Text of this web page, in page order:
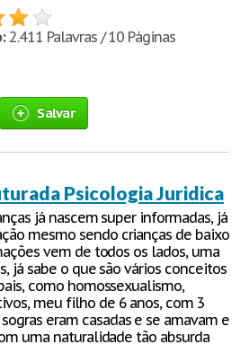
2.411 Palavras / 10 Páginas
Salvar
Psicologia Juridica
já nascem super informadas, já
mesmo sendo crianças de baixo
vem de todos os lados, uma
já sabe o que são vários conceitos
como homossexualismo,
meu filho de 6 anos, com 3
eram casadas e se amavam e
uma naturalidade tão absurda